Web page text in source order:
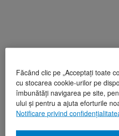
Făcând clic pe „Acceptați toate
cu stocarea cookie-urilor pe
îmbunătăți navigarea pe site,
ului și pentru a ajuta eforturile
Notificare privind